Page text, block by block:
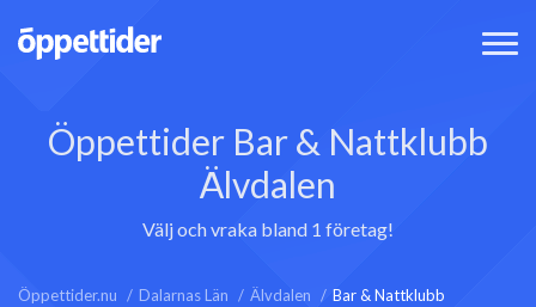
Öppettider Bar & Nattklubb
Älvdalen
Välj och vraka bland 1 företag!
Öppettider.nu Dalarnas Län Älvdalen Bar & Nattklubb